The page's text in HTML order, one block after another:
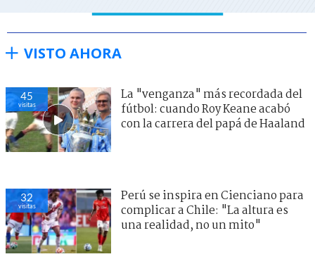
VISTO AHORA
45
visitas
La "venganza" más recordada del
fútbol: cuando Roy Keane acabó
con la carrera del papá de Haaland
32
visitas
Perú se inspira en Cienciano para
complicar a Chile: "La altura es
una realidad, no un mito"